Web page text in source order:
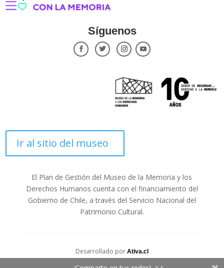
Síguenos
Ir al sitio del museo
El Plan de Gestión del Museo de la Memoria y los
Derechos Humanos cuenta con el financiamiento del
Gobierno de Chile, a través del Servicio Nacional del
Patrimonio Cultural.
Desarrollado por Ativa.cl